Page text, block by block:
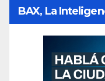
BAX, La